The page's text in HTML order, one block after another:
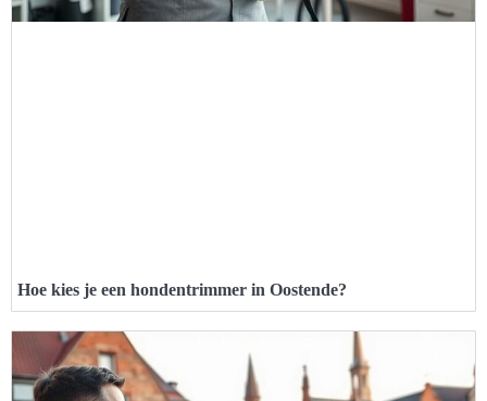
Hoe kies je een hondentrimmer in Oostende?